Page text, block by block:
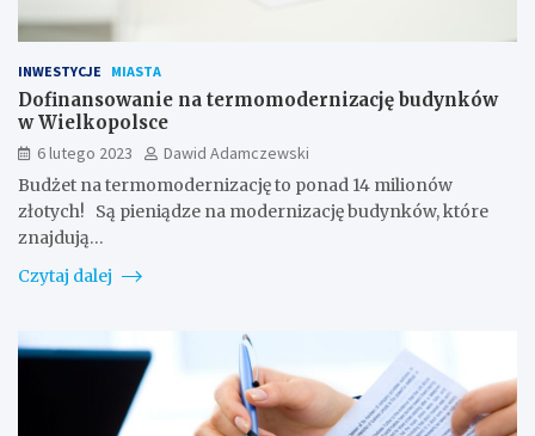
INWESTYCJE MIASTA
Dofinansowanie na termomodernizację budynków
w Wielkopolsce
6 lutego 2023
Dawid Adamczewski
Budżet na termomodernizację to ponad 14 milionów
złotych! Są pieniądze na modernizację budynków, które
znajdują…
Czytaj dalej